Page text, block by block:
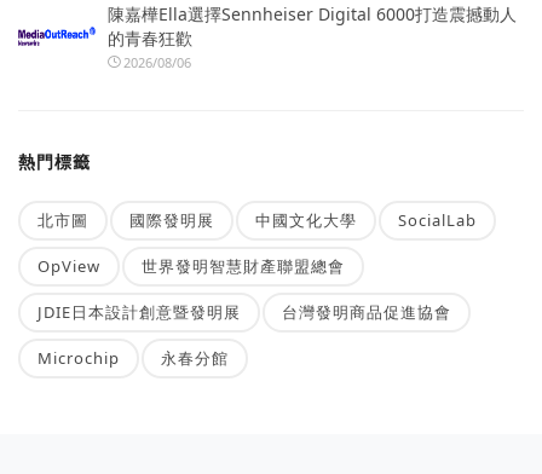
陳嘉樺Ella選擇Sennheiser Digital 6000打造震撼動人
的青春狂歡
2026/08/06
熱門標籤
北市圖 國際發明展 中國文化大學 SocialLab
OpView 世界發明智慧財產聯盟總會
JDIE日本設計創意暨發明展 台灣發明商品促進協會
Microchip 永春分館